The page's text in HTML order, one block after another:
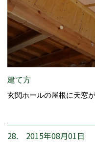
建て方
玄関ホールの屋根に天窓
28. 2015年08月01日